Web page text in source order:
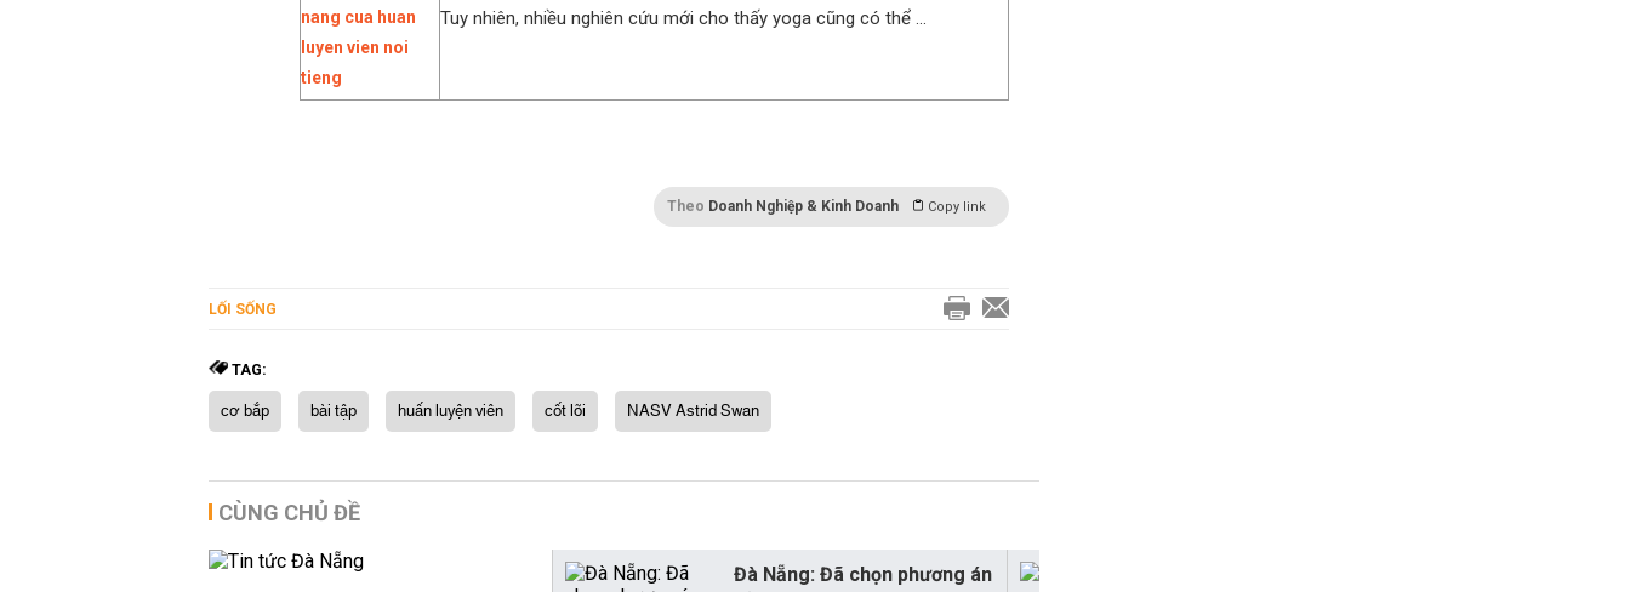
Tuy nhiên, nhiều nghiên cứu mới cho thấy yoga cũng có thể ...
Theo Doanh Nghiệp & Kinh Doanh Copy link
LỐI SỐNG
TAG:
cơ bắp bài tập huấn luyện viên cốt lõi NASV Astrid Swan
CÙNG CHỦ ĐỀ
Đà Nẵng: Đã chọn phương án